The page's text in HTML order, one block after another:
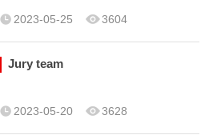
2023-05-25 3604
Jury team
2023-05-20 3628